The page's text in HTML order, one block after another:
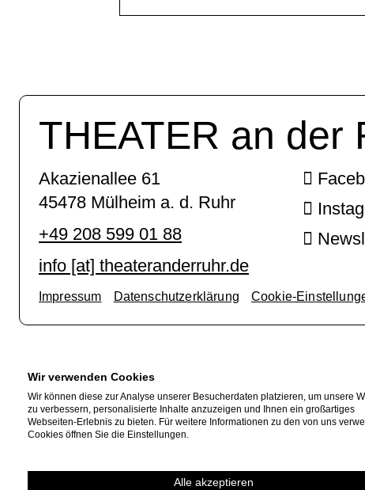
THEATER an der
Akazienallee 61
45478 Mülheim a. d. Ruhr
+49 208 599 01 88
info [​at​] theateranderruhr.de
Impressum Datenschutzerklärung Cookie-
Wir verwenden Cookies
Wir können diese zur Analyse unserer Besucherdaten platzieren, um unsere
zu verbessern, personalisierte Inhalte anzuzeigen und Ihnen ein großartiges
Webseiten-Erlebnis zu bieten. Für weitere Informationen zu den von uns
Cookies öffnen Sie die Einstellungen.
Alle akzeptieren